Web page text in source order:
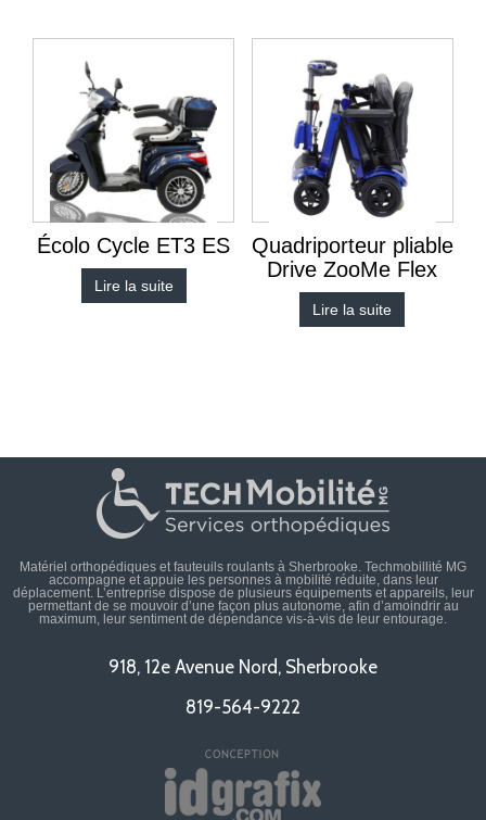
Écolo Cycle ET3 ES
Lire la suite
Quadriporteur pliable
Drive ZooMe Flex
Lire la suite
Matériel orthopédiques et fauteuils roulants à Sherbrooke. Techmobillité MG
accompagne et appuie les personnes à mobilité réduite, dans leur
déplacement. L’entreprise dispose de plusieurs équipements et appareils, leur
permettant de se mouvoir d’une façon plus autonome, afin d’amoindrir au
maximum, leur sentiment de dépendance vis-à-vis de leur entourage.
918, 12e Avenue Nord, Sherbrooke
819-564-9222